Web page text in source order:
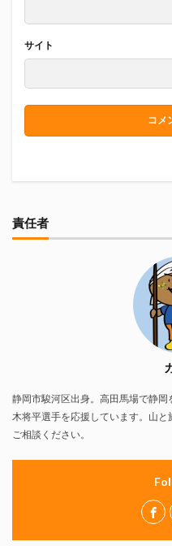
サイト
責任者
静岡市駿河区出身。高田馬場で静
木将平選手を応援しています。山
ご相談ください。